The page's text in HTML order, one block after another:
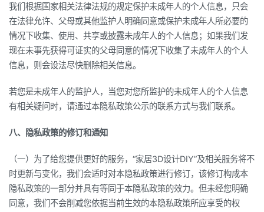
我们根据国家相关法律法规的规定保护未成年人的个人信息，只会
在法律允许、父母或其他监护人明确同意或保护未成年人所必要的
情况下收集、使用、共享或披露未成年人的个人信息；如果我们发
现在未事先获得可证实的父母同意的情况下收集了未成年人的个人
信息，则会设法尽快删除相关信息。
若您是未成年人的监护人，当您对您所监护的未成年人的个人信息
有相关疑问时，请通过本隐私政策公示的联系方式与我们联系。
八、隐私政策的修订和通知
（一）为了给您提供更好的服务，“家居3D设计DIY”及相关服务将不
时更新与变化，我们会适时对本隐私政策进行修订，该修订构成本
隐私政策的一部分并具有等同于本隐私政策的效力。但未经您明确
同意，我们不会削减您依据当前生效的本隐私政策所应享受的权